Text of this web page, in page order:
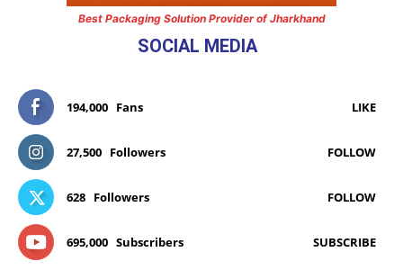
Best Packaging Solution Provider of Jharkhand
SOCIAL MEDIA
194,000 Fans LIKE
27,500 Followers FOLLOW
628 Followers FOLLOW
695,000 Subscribers SUBSCRIBE